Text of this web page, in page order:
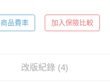
商品費率 加入保險比較
改版紀錄 (4)